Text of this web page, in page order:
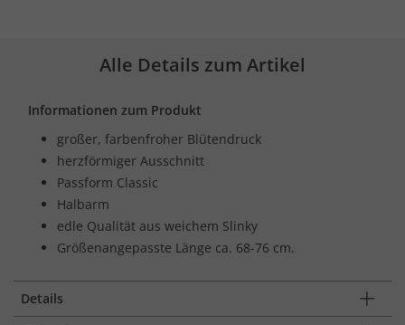
Alle Details zum Artikel
Informationen zum Produkt
großer, farbenfroher Blütendruck
herzförmiger Ausschnitt
Passform Classic
Halbarm
edle Qualität aus weichem Slinky
Größenangepasste Länge ca. 68-76 cm.
Details